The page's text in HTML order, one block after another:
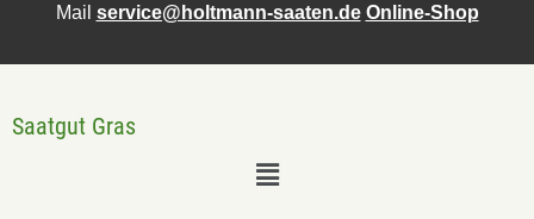
Mail service@holtmann-saaten.de Online-Shop
Saatgut Gras